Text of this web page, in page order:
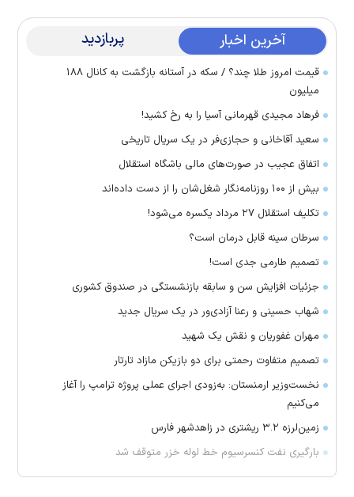
آخرین اخبار پربازدید
قیمت امروز طلا چند؟ / سکه در آستانه بازگشت به کانال ۱۸۸
میلیون
فرهاد مجیدی قهرمانی آسیا را به رخ کشید!
سعید آقاخانی و حجازی‌فر در یک سریال تاریخی
اتفاق عجیب در صورت‌های مالی باشگاه استقلال
بیش از ۱۰۰ روزنامه‌نگار شغل‌شان را از دست داده‌اند
تکلیف استقلال ۲۷ مرداد یکسره می‌شود!
سرطان سینه قابل درمان است؟
تصمیم طارمی جدی است!
جزئیات افزایش سن و سابقه بازنشستگی در صندوق کشوری
شهاب حسینی و رعنا آزادی‌ور در یک سریال جدید
مهران غفوریان و نقش یک شهید
تصمیم متفاوت رحمتی برای دو بازیکن مازاد تارتار
نخست‌وزیر ارمنستان: به‌زودی اجرای عملی پروژه ترامپ را آغاز
می‌کنیم
زمین‌لرزه ۳.۲ ریشتری در زاهدشهر فارس
بارگیری نفت کنسرسیوم خط لوله خزر متوقف شد